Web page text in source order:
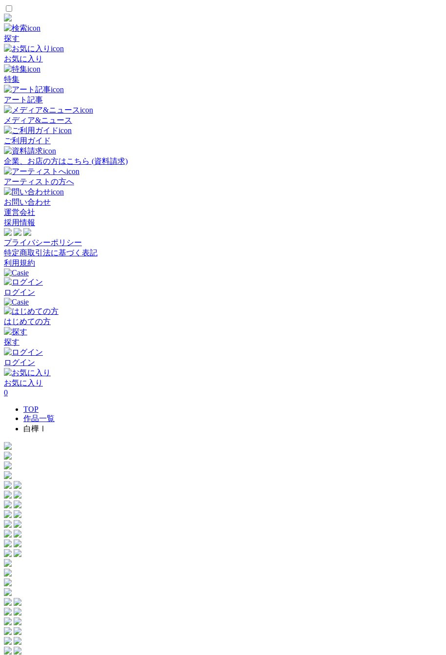
探す
お気に入り
特集
アート記事
メディア&ニュース
ご利用ガイド
企業、お店の方はこちら (資料請求)
アーティストの方へ
お問い合わせ
運営会社
採用情報
プライバシーポリシー
特定商取引法に基づく表記
利用規約
ログイン
はじめての方
探す
ログイン
お気に入り
0
TOP
作品一覧
白樺Ⅰ